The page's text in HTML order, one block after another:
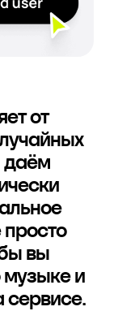
от
даём
вы
музыке и
сервисе.